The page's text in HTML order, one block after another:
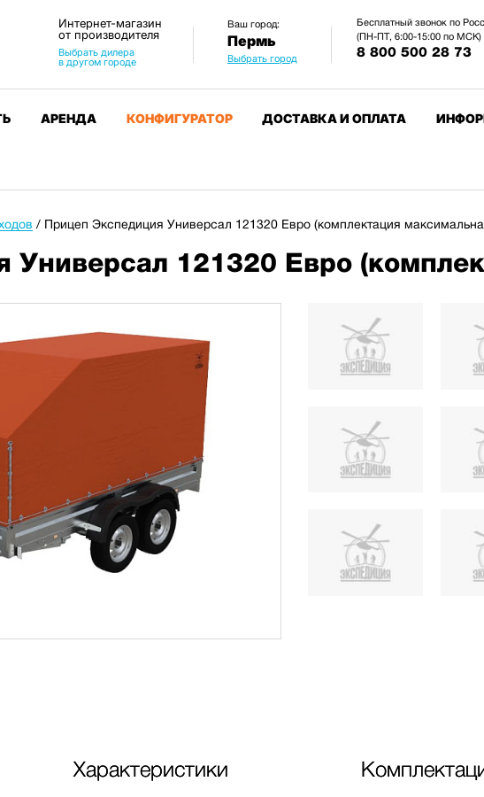
Интернет-магазин
от производителя
Выбрать дилера
в другом городе
Ваш город:
Пермь
Выбрать город
Бесплатный звонок по
(ПН-ПТ, 6:00-15:00 по МСК)
8 800 500 28 73
АРЕНДА КОНФИГУРАТОР ДОСТАВКА И ОПЛАТА
/ Прицеп Экспедиция Универсал 121320 Евро (комплектация
Универсал 121320 Евро
Характеристики